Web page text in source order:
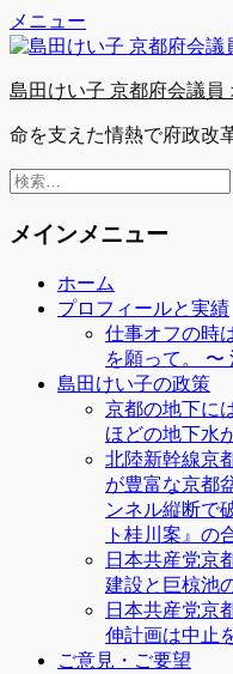
コ
ン
ン
へ
ス
キ
ッ
プ
Facebook
Twitter
YouTube
メニュー
島田けい子 京都府会議員
命を支えた情熱で府政改
検
メインメニュー
ホーム
プロフィールと実績
仕事オフの時
を願って。 〜
島田けい子の政策
京都の地下に
ほどの地下水
北陸新幹線京
が豊富な京都
ンネル縦断で
ト桂川案』の
日本共産党京
建設と巨椋池
日本共産党京
伸計画は中止
ご意見・ご要望